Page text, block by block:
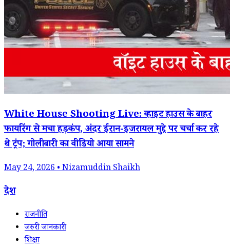
White House Shooting Live: व्हाइट हाउस के बाहर
फायरिंग से मचा हड़कंप, अंदर ईरान-इजरायल मुद्दे पर चर्चा कर रहे
थे ट्रंप; गोलीबारी का वीडियो आया सामने
May 24, 2026 • Nizamuddin Shaikh
देश
राजनीति
जरुरी जानकारी
शिक्षा